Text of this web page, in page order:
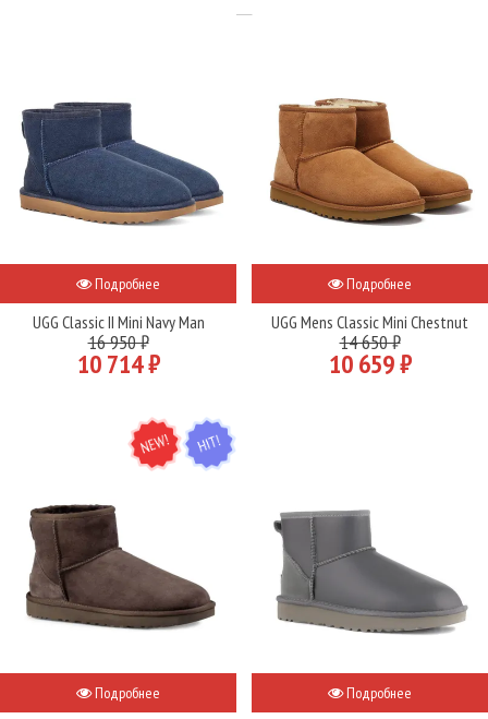
Подробнее
UGG Classic II Mini Navy Man
16 950 ₽
10 714 ₽
Подробнее
UGG Mens Classic Mini Chestnut
14 650 ₽
10 659 ₽
NEW HIT
Подробнее Подробнее